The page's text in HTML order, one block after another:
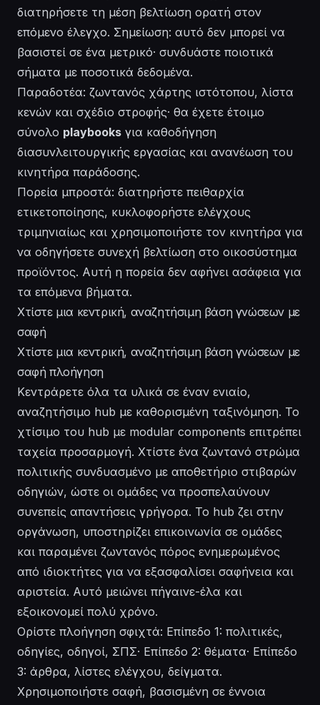
διατηρήσετε τη μέση βελτίωση ορατή στον
επόμενο έλεγχο. Σημείωση: αυτό δεν μπορεί να
βασιστεί σε ένα μετρικό· συνδυάστε ποιοτικά
σήματα με ποσοτικά δεδομένα.
Παραδοτέα: ζωντανός χάρτης ιστότοπου, λίστα
κενών και σχέδιο στροφής· θα έχετε έτοιμο
σύνολο playbooks για καθοδήγηση
διασυνλειτουργικής εργασίας και ανανέωση του
κινητήρα παράδοσης.
Πορεία μπροστά: διατηρήστε πειθαρχία
ετικετοποίησης, κυκλοφορήστε ελέγχους
τριμηνιαίως και χρησιμοποιήστε τον κινητήρα για
να οδηγήσετε συνεχή βελτίωση στο οικοσύστημα
προϊόντος. Αυτή η πορεία δεν αφήνει ασάφεια για
τα επόμενα βήματα.
Χτίστε μια κεντρική, αναζητήσιμη βάση γνώσεων με
σαφή
Χτίστε μια κεντρική, αναζητήσιμη βάση γνώσεων με
σαφή πλοήγηση
Κεντράρετε όλα τα υλικά σε έναν ενιαίο,
αναζητήσιμο hub με καθορισμένη ταξινόμηση. Το
χτίσιμο του hub με modular components επιτρέπει
ταχεία προσαρμογή. Χτίστε ένα ζωντανό στρώμα
πολιτικής συνδυασμένο με αποθετήριο στιβαρών
οδηγιών, ώστε οι ομάδες να προσπελαύνουν
συνεπείς απαντήσεις γρήγορα. Το hub ζει στην
οργάνωση, υποστηρίζει επικοινωνία σε ομάδες
και παραμένει ζωντανός πόρος ενημερωμένος
από ιδιοκτήτες για να εξασφαλίσει σαφήνεια και
αριστεία. Αυτό μειώνει πήγαινε-έλα και
εξοικονομεί πολύ χρόνο.
Ορίστε πλοήγηση σφιχτά: Επίπεδο 1: πολιτικές,
οδηγίες, οδηγοί, ΣΠΣ· Επίπεδο 2: θέματα· Επίπεδο
3: άρθρα, λίστες ελέγχου, δείγματα.
Χρησιμοποιήστε σαφή, βασισμένη σε έννοια